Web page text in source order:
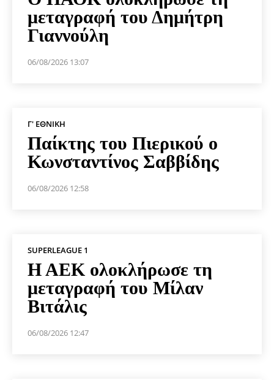
μεταγραφή του Δημήτρη
Γιαννούλη
06/08/2026 13:07
Γ' ΕΘΝΙΚΉ
Παίκτης του Πιερικού ο
Κωνσταντίνος Σαββίδης
06/08/2026 12:58
SUPERLEAGUE 1
Η ΑΕΚ ολοκλήρωσε τη
μεταγραφή του Μίλαν
Βιτάλις
06/08/2026 12:47